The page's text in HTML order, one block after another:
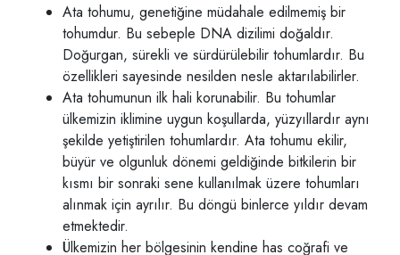
Ata tohumu, genetiğine müdahale edilmemiş bir
tohumdur. Bu sebeple DNA dizilimi doğaldır.
Doğurgan, sürekli ve sürdürülebilir tohumlardır. Bu
özellikleri sayesinde nesilden nesle aktarılabilirler.
Ata tohumunun ilk hali korunabilir. Bu tohumlar
ülkemizin iklimine uygun koşullarda, yüzyıllardır aynı
şekilde yetiştirilen tohumlardır. Ata tohumu ekilir,
büyür ve olgunluk dönemi geldiğinde bitkilerin bir
kısmı bir sonraki sene kullanılmak üzere tohumları
alınmak için ayrılır. Bu döngü binlerce yıldır devam
etmektedir.
Ülkemizin her bölgesinin kendine has coğrafi ve